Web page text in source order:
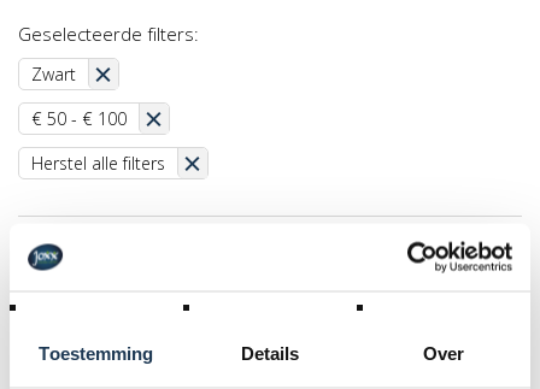
Toestemming Details Over
Geselecteerde filters:
Zwart
€ 50 - € 100
Herstel alle filters